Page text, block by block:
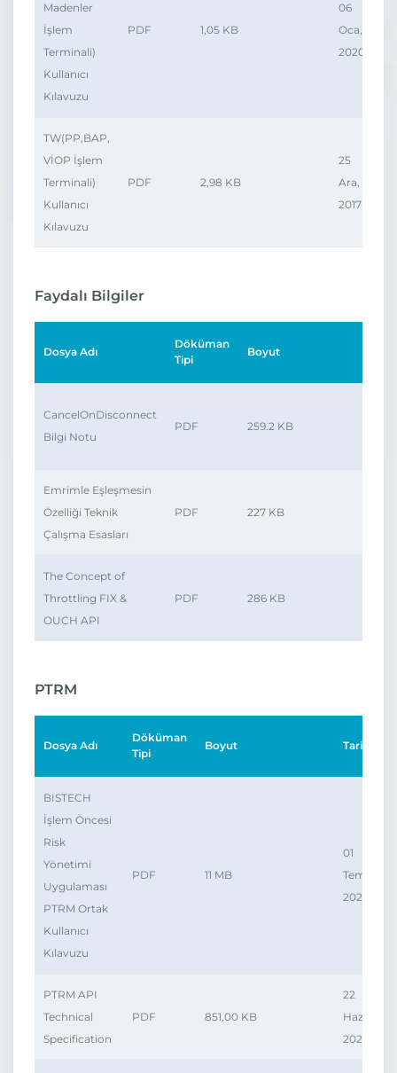
Madenler
İşlem
Terminali)
Kullanıcı
Kılavuzu
PDF 1,05 KB
06
Oca,
2020
TW(PP,BAP,
VİOP İşlem
Terminali)
Kullanıcı
Kılavuzu
PDF 2,98 KB
25
Ara,
2017
Faydalı Bilgiler
Dosya Adı
Döküman
Tipi
Boyut
CancelOnDisconnect
Bilgi Notu
PDF 259.2 KB
Emrimle Eşleşmesin
Özelliği Teknik
Çalışma Esasları
PDF 227 KB
The Concept of
Throttling FIX &
OUCH API
PDF 286 KB
PTRM
Dosya Adı
Döküman
Tipi
Boyut Tarih
BISTECH
İşlem Öncesi
Risk
Yönetimi
Uygulaması
PTRM Ortak
Kullanıcı
Kılavuzu
PDF 11 MB
01
Tem,
2026
PTRM API
Technical
Specification
PDF 851,00 KB
22
Haz,
2026